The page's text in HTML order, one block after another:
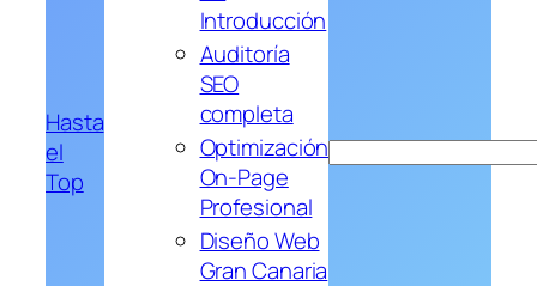
Hasta
el
Top
Introducción
Auditoría
SEO
completa
Optimización
On-Page
Profesional
Diseño Web
Gran Canaria
Buscar